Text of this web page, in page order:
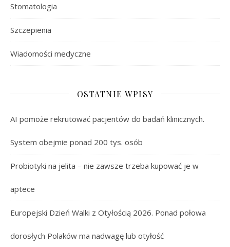
Stomatologia
Szczepienia
Wiadomości medyczne
OSTATNIE WPISY
AI pomoże rekrutować pacjentów do badań klinicznych.
System obejmie ponad 200 tys. osób
Probiotyki na jelita – nie zawsze trzeba kupować je w
aptece
Europejski Dzień Walki z Otyłością 2026. Ponad połowa
dorosłych Polaków ma nadwagę lub otyłość